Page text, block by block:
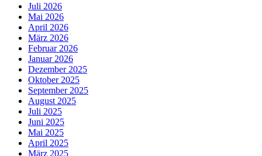
Juli 2026
Mai 2026
April 2026
März 2026
Februar 2026
Januar 2026
Dezember 2025
Oktober 2025
September 2025
August 2025
Juli 2025
Juni 2025
Mai 2025
April 2025
März 2025